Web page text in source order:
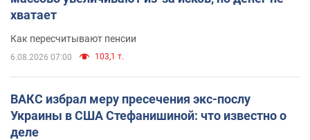
хватает
Как пересчитывают пенсии
6.08.2026 07:00 103,1 т.
ВАКС избрал меру пресечения экс-послу
Украины в США Стефанишиной: что известно о
деле